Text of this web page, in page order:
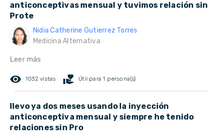
anticonceptivas mensual y tuvimos relación sin
Prote
Nidia Catherine Gutierrez Torres
Medicina Alternativa
Leer más
remove_red_eye 1032 vistas volunteer_activism Útil para 1 persona(s)
llevo ya dos meses usando la inyección
anticonceptiva mensual y siempre he tenido
relaciones sin Pro